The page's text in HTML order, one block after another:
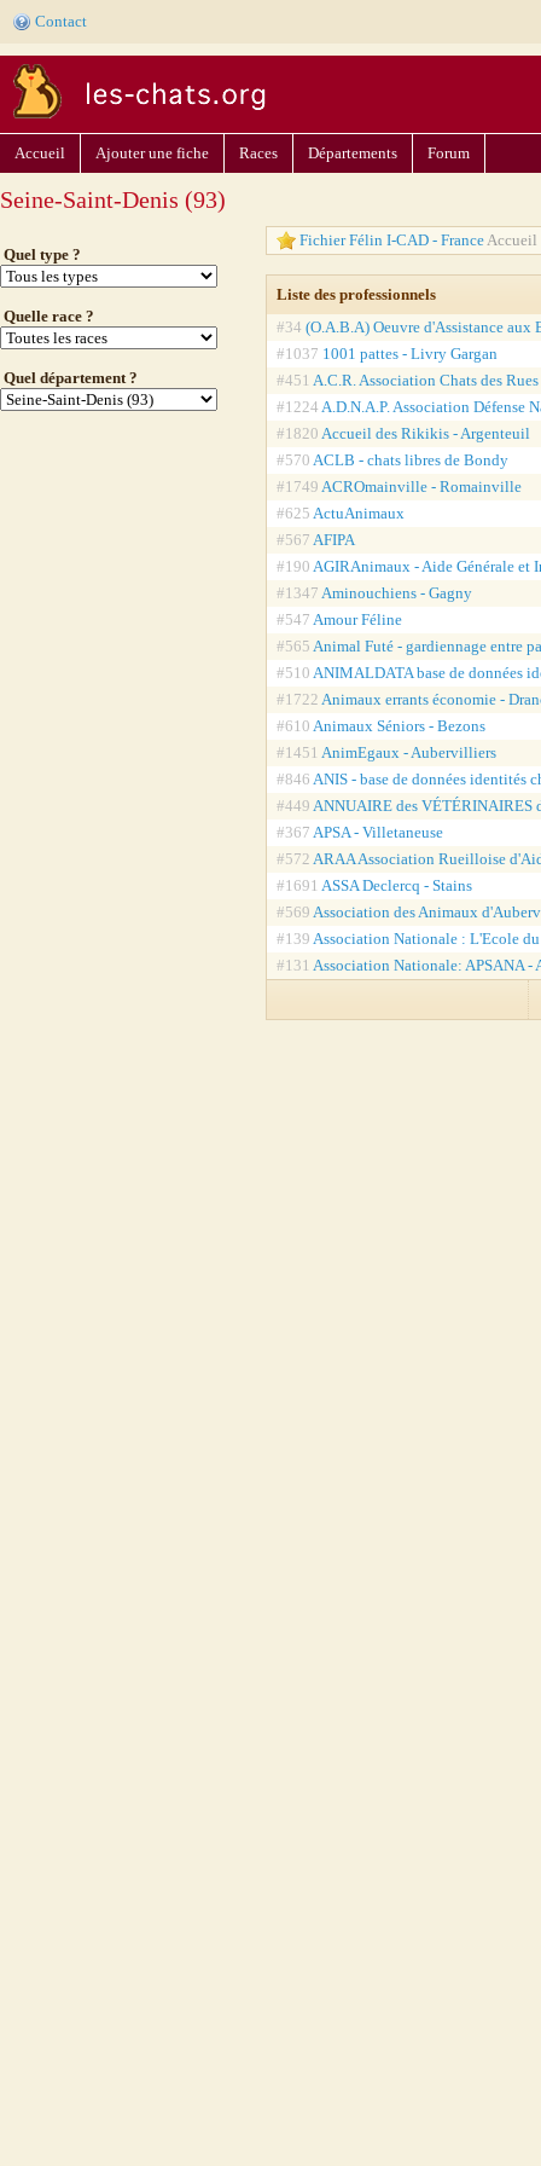
Contact
Accueil Ajouter une fiche Races Départements Forum
Seine-Saint-Denis (93)
Quel type ?
Quelle race ?
Quel département ?
Fichier Félin I-CAD - FranceAccueil
Liste des professionnels
#34 (O.A.B.A) Oeuvre d'Assistance aux
#1037 1001 pattes - Livry Gargan
#451 A.C.R. Association Chats des
#1224 A.D.N.A.P. Association Défense
#1820 Accueil des Rikikis - Argenteuil
#570 ACLB - chats libres de Bondy
#1749 ACROmainville - Romainville
#625 ActuAnimaux
#567 AFIPA
#190 AGIRAnimaux - Aide Générale et
#1347 Aminouchiens - Gagny
#547 Amour Féline
#565 Animal Futé - gardiennage entre
#510 ANIMALDATA base de données
#1722 Animaux errants économie -
#610 Animaux Séniors - Bezons
#1451 AnimEgaux - Aubervilliers
#846 ANIS - base de données identités
#449 ANNUAIRE des VÉTÉRINAIRES
#367 APSA - Villetaneuse
#572 ARAA Association Rueilloise
#1691 ASSA Declercq - Stains
#569 Association des Animaux
#139 Association Nationale : L'Ecole
#131 Association Nationale: APSANA -